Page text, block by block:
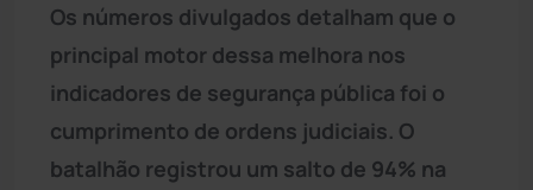
Os números divulgados detalham que o
principal motor dessa melhora nos
indicadores de segurança pública foi o
cumprimento de ordens judiciais. O
batalhão registrou um salto de 94% na